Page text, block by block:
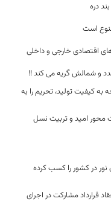
اقتصادی خارجی و داخلی
و شمالش گریه می کند !!
به کیفیت تولید، تحریم را به
محور امید و تربیت نسل
نور در کشور را کسب کرده
قرارداد مشارکت در اجرای